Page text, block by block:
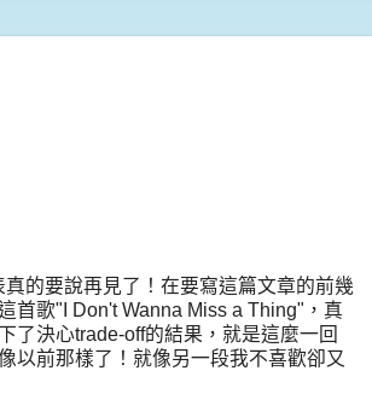
真的要說再見了！在要寫這篇文章的前幾
首歌"I Don't Wanna Miss a Thing"，真
了決心trade-off的結果，就是這麼一回
以前那樣了！就像另一段我不喜歡卻又